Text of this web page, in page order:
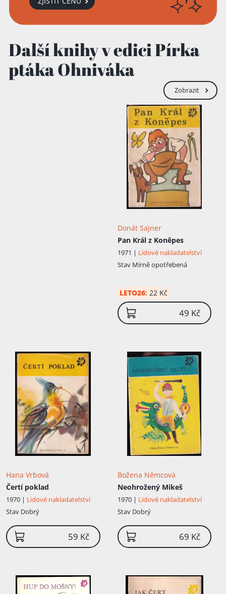
Další knihy v edici Pírka
ptáka Ohniváka
Zobrazit
Donát Sajner
Pan Král z Koněpes
1971 | Lidové nakladatelství
Stav Mírně opotřebená
LETO26: 22 Kč
49 Kč
Hana Vrbová
Čertí poklad
1970 | Lidové nakladatelství
Stav Dobrý
59 Kč
Božena Němcová
Neohrožený Mikeš
1970 | Lidové nakladatelství
Stav Dobrý
69 Kč